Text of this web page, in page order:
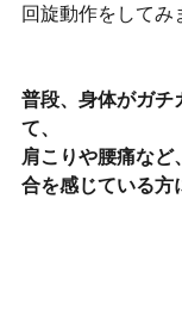
回旋動作をしてみ
普段、身体がガチ
て、
肩こりや腰痛など
合を感じている方